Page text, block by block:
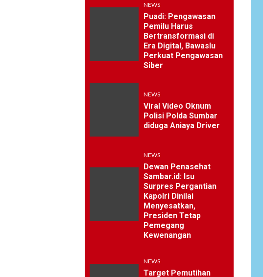
NEWS
Puadi: Pengawasan
Pemilu Harus
Bertransformasi di
Era Digital, Bawaslu
Perkuat Pengawasan
Siber
NEWS
Viral Video Oknum
Polisi Polda Sumbar
diduga Aniaya Driver
NEWS
Dewan Penasehat
Sambar.id: Isu
Surpres Pergantian
Kapolri Dinilai
Menyesatkan,
Presiden Tetap
Pemegang
Kewenangan
NEWS
Target Pemutihan